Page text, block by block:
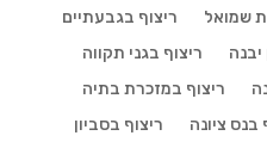
שמואל
ריצוף בגבעתיים
יבנה
ריצוף בגני תקווה
ריצוף במזכרת בתיה
בנס ציונה
ריצוף בסביון